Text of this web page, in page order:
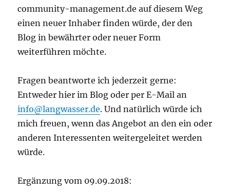
community-management.de auf diesem Weg
einen neuer Inhaber finden würde, der den
Blog in bewährter oder neuer Form
weiterführen möchte.
Fragen beantworte ich jederzeit gerne:
Entweder hier im Blog oder per E-Mail an
info@langwasser.de. Und natürlich würde ich
mich freuen, wenn das Angebot an den ein oder
anderen Interessenten weitergeleitet werden
würde.
Ergänzung vom 09.09.2018: